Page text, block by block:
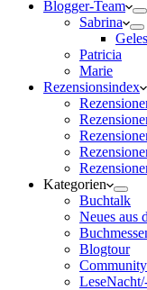
Blogger-Team
Sabrina
Patricia
Marie
Rezensionsindex
Kategorien
Buchtalk
Neues aus
Blogtour